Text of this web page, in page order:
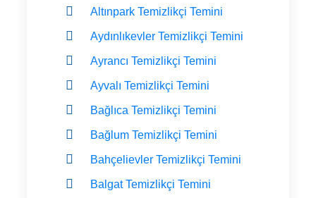
Altınpark Temizlikçi Temini
Aydınlıkevler Temizlikçi Temini
Ayrancı Temizlikçi Temini
Ayvalı Temizlikçi Temini
Bağlıca Temizlikçi Temini
Bağlum Temizlikçi Temini
Bahçelievler Temizlikçi Temini
Balgat Temizlikçi Temini